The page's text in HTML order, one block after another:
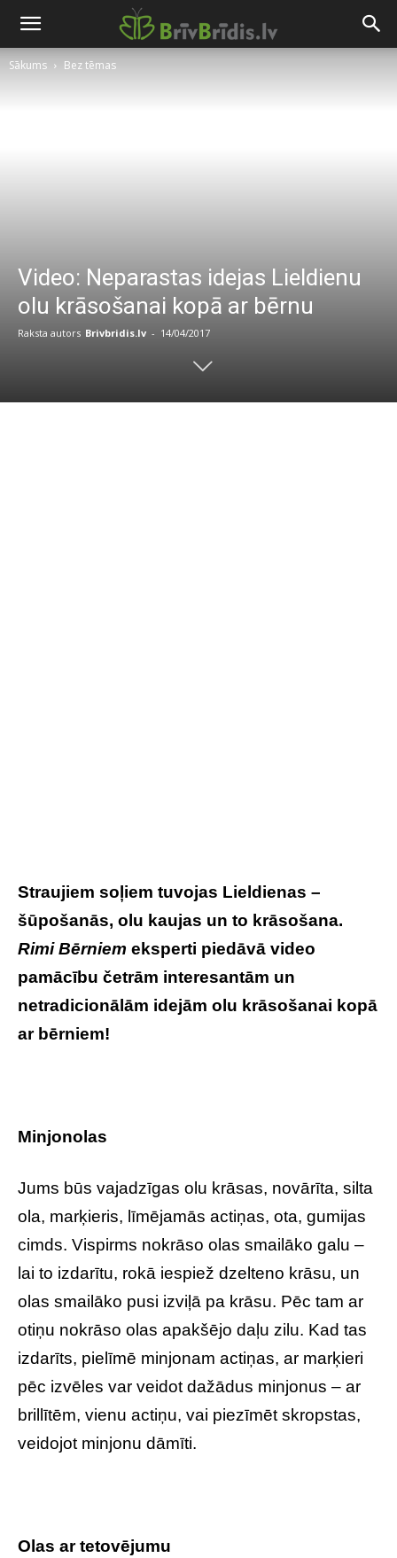
Sākums Bez tēmas
Video: Neparastas idejas Lieldienu
olu krāsošanai kopā ar bērnu
Raksta autors Brivbridis.lv - 14/04/2017
Straujiem soļiem tuvojas Lieldienas –
šūpošanās, olu kaujas un to krāsošana.
Rimi Bērniem eksperti piedāvā video
pamācību četrām interesantām un
netradicionālām idejām olu krāsošanai kopā
ar bērniem!
Minjonolas
Jums būs vajadzīgas olu krāsas, novārīta, silta
ola, marķieris, līmējamās actiņas, ota, gumijas
cimds. Vispirms nokrāso olas smailāko galu –
lai to izdarītu, rokā iespiež dzelteno krāsu, un
olas smailāko pusi izviļā pa krāsu. Pēc tam ar
otiņu nokrāso olas apakšējo daļu zilu. Kad tas
izdarīts, pielīmē minjonam actiņas, ar marķieri
pēc izvēles var veidot dažādus minjonus – ar
brillītēm, vienu actiņu, vai piezīmēt skropstas,
veidojot minjonu dāmīti.
Olas ar tetovējumu